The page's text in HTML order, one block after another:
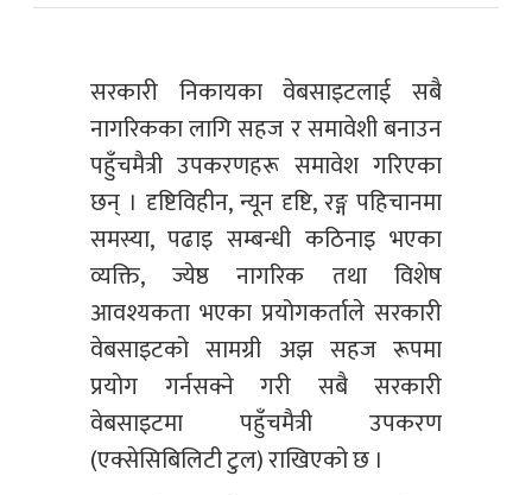
सरकारी निकायका वेबसाइटलाई सबै
नागरिकका लागि सहज र समावेशी बनाउन
पहुँचमैत्री उपकरणहरू समावेश गरिएका
छन् । दृष्टिविहीन, न्यून दृष्टि, रङ्ग पहिचानमा
समस्या, पढाइ सम्बन्धी कठिनाइ भएका
व्यक्ति, ज्येष्ठ नागरिक तथा विशेष
आवश्यकता भएका प्रयोगकर्ताले सरकारी
वेबसाइटको सामग्री अझ सहज रूपमा
प्रयोग गर्नसक्ने गरी सबै सरकारी
वेबसाइटमा पहुँचमैत्री उपकरण
(एक्सेसिबिलिटी टुल) राखिएको छ ।